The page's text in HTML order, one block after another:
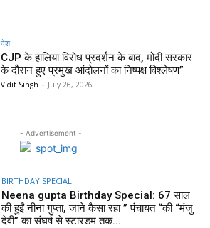
देश
CJP के हालिया विरोध प्रदर्शन के बाद, मोदी सरकार
के दौरान हुए प्रमुख आंदोलनों का निष्पक्ष विश्लेषण”
Vidit Singh - July 26, 2026
- Advertisement -
BIRTHDAY SPECIAL
Neena gupta Birthday Special: 67 साल
की हुईं नीना गुप्ता, जाने कैसा रहा ” पंचायत “की “मंजु
देवी” का संघर्ष से स्टारडम तक...